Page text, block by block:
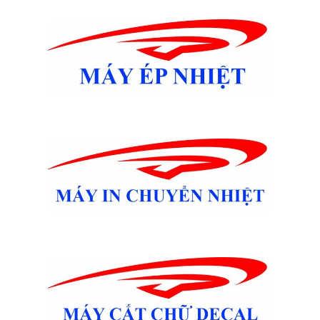
Hệ thống mực in liên tục chính hãng của Máy in màu
Epson L1300 được thiết kế đảm bảo hoạt động êm
và không gây phiền nhiễu cho các môi trường doanh
nghiệp lớn, vừa và nhỏ.
Mỗi một bình mực của Máy in màu Epson L1300 đều
được niêm phong cẩn thận để đảm bảo chất lượng
mực và được kết cấu để cho ra các bản in có chất
lượng, hiệu suất cao vượt trội với dòng máy in L-
Yên tâm hơn với chế độ bảo hành 1 năm Máy in màu
Epson L1300